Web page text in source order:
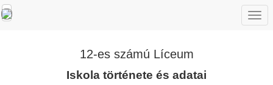
12-es számú Líceum
Iskola története és adatai